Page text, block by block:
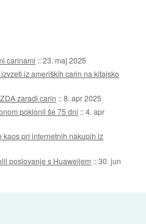
carinami ::23. maj 2025
iz ameriških carin na kitajsko
zaradi carin ::8. apr 2025
poklonil še 75 dni ::4. apr
kaos pri internetnih nakupih iz
poslovanje s Huaweijem ::30. jun